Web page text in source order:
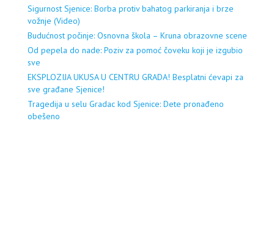
Sigurnost Sjenice: Borba protiv bahatog parkiranja i brze
vožnje (Video)
Budućnost počinje: Osnovna škola – Kruna obrazovne scene
Od pepela do nade: Poziv za pomoć čoveku koji je izgubio
sve
EKSPLOZIJA UKUSA U CENTRU GRADA! Besplatni ćevapi za
sve građane Sjenice!
Tragedija u selu Gradac kod Sjenice: Dete pronađeno
obešeno